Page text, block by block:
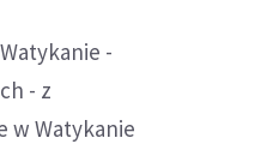
-
- z
w Watykanie